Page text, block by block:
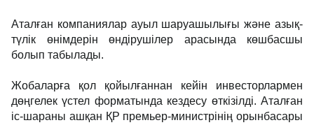
Аталған компаниялар ауыл шаруашылығы және азық-
түлік өнімдерін өндірушілер арасында көшбасшы
болып табылады.
Жобаларға қол қойылғаннан кейін инвесторлармен
дөңгелек үстел форматында кездесу өткізілді. Аталған
іс-шараны ашқан ҚР премьер-министрінің орынбасары